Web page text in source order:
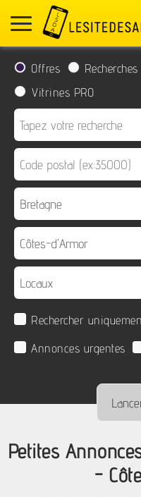
Offres Recherches
Vitrines PRO
Rechercher
Annonces urgentes
Petites
-